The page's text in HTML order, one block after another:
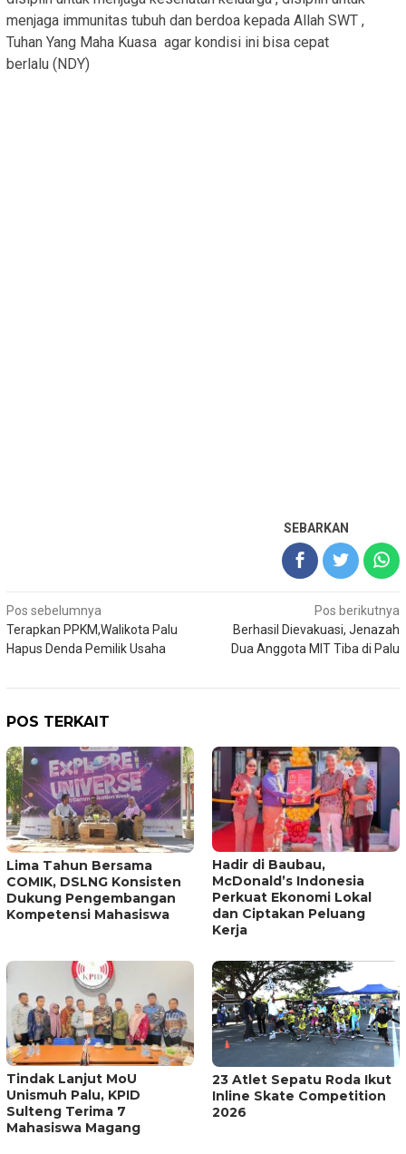
menjaga immunitas tubuh dan berdoa kepada Allah SWT ,
Tuhan Yang Maha Kuasa agar kondisi ini bisa cepat
berlalu (NDY)
SEBARKAN
Navigasi
pos
Pos sebelumnya
Terapkan PPKM,Walikota Palu
Hapus Denda Pemilik Usaha
Pos berikutnya
Berhasil Dievakuasi, Jenazah
Dua Anggota MIT Tiba di Palu
POS TERKAIT
Lima Tahun Bersama
COMIK, DSLNG Konsisten
Dukung Pengembangan
Kompetensi Mahasiswa
Hadir di Baubau,
McDonald’s Indonesia
Perkuat Ekonomi Lokal
dan Ciptakan Peluang
Kerja
Tindak Lanjut MoU
Unismuh Palu, KPID
Sulteng Terima 7
Mahasiswa Magang
23 Atlet Sepatu Roda Ikut
Inline Skate Competition
2026